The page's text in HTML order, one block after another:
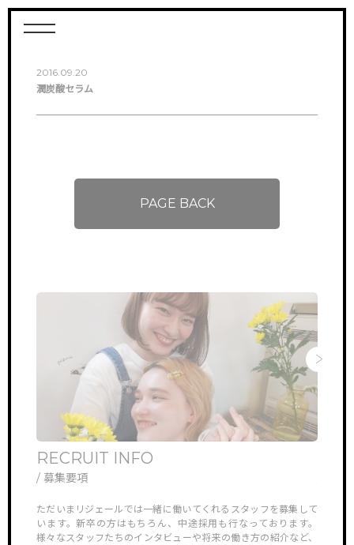
潤炭酸セラム
2016.09.20
PAGE BACK
RECRUIT INFO
/ 募集要項
ただいまリジェールでは一緒に働いてくれるスタッフを募集して
います。新卒の方はもちろん、中途採用も行なっております。
様々なスタッフたちのインタビューや将来の働き方の紹介など、